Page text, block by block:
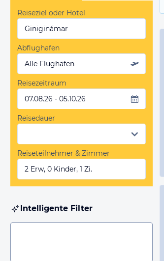
Reiseziel oder Hotel
Giniginámar
Abflughafen
Alle Flughäfen
Reisezeitraum
07.08.26 - 05.10.26
Reisedauer
Reiseteilnehmer & Zimmer
2 Erw, 0 Kinder, 1 Zi.
Intelligente Filter